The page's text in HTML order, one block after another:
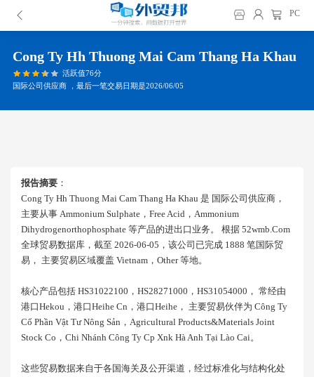
PC
Cong Ty Hh Thuong Mai Cam Thang Ha Khau
活跃值76分
国际公司供应商 ，最后一笔交易日期是2026/06/05
报告摘要 ：
Cong Ty Hh Thuong Mai Cam Thang Ha Khau 是 国际公司供应商，
主要从事 Ammonium Sulphate，free Acid，ammonium
Dihydrogenorthophosphate 等产品的进出口业务。 根据 52wmb.com
全球贸易数据库，截至 2026-06-05，该公司已完成 1888 笔国际贸
易， 主要贸易区域覆盖 Vietnam，other 等地。
核心产品包括 HS31022100，HS28271000，HS31054000， 常经由
港口hekou，港口heihe Cn，港口heihe， 主要贸易伙伴为 Công Ty
Cổ Phần Vật Tư Nông Sản，agricultural Products&materials Joint
Stock Co，chi Nhánh Công Ty Cp Xnk Hà Anh Tại Lào Cai。
这些贸易数据来自于各国海关及公开渠道，经过标准化与结构化处